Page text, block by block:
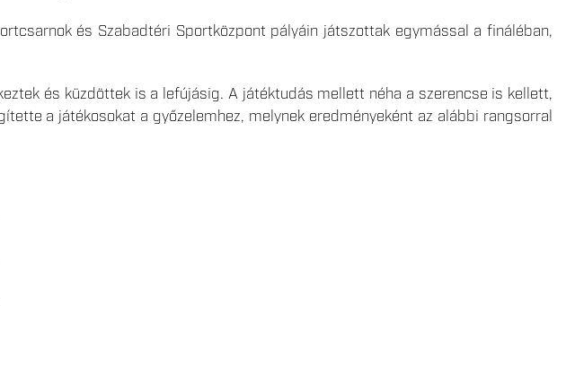
és Szabadtéri Sportközpont pályáin játszottak egymással a fináléban,
és küzdöttek is a lefújásig. A játéktudás mellett néha a szerencse is kellett,
a játékosokat a győzelemhez, melynek eredményeként az alábbi rangsorral